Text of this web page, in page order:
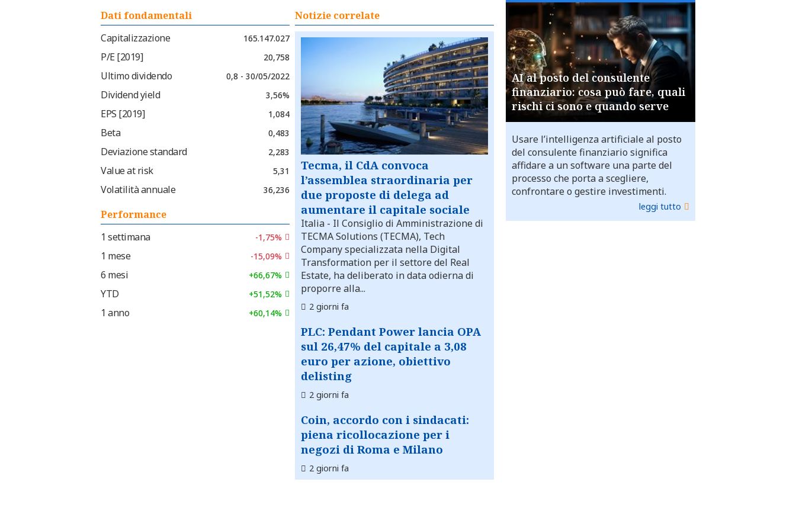
Dati fondamentali
Capitalizzazione
165.147.027
P/E [2019] 20,758
Ultimo dividendo 0,8 - 30/05/2022
Dividend yield 3,56%
EPS [2019] 1,084
Beta 0,483
Deviazione standard 2,283
Value at risk 5,31
Volatilità annuale 36,236
Performance
1 settimana
-1,75%
1 mese -15,09%
6 mesi +66,67%
YTD +51,52%
1 anno +60,14%
Notizie correlate
Tecma, il CdA convoca
l’assemblea straordinaria per
due proposte di delega ad
aumentare il capitale sociale
Italia - Il Consiglio di Amministrazione di
TECMA Solutions (TECMA), Tech
Company specializzata nella Digital
Transformation per il settore del Real
Estate, ha deliberato in data odierna di
proporre alla...
2 giorni fa
PLC: Pendant Power lancia OPA
sul 26,47% del capitale a 3,08
euro per azione, obiettivo
delisting
2 giorni fa
Coin, accordo con i sindacati:
piena ricollocazione per i
negozi di Roma e Milano
2 giorni fa
AI al posto del consulente
finanziario: cosa può fare, quali
rischi ci sono e quando serve
Usare l’intelligenza artificiale al posto
del consulente finanziario significa
affidare a un software una parte del
processo che porta a scegliere,
confrontare o gestire investimenti.
leggi tutto